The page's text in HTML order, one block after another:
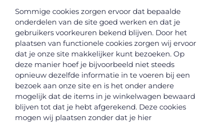
Sommige cookies zorgen ervoor dat bepaalde
onderdelen van de site goed werken en dat je
gebruikers voorkeuren bekend blijven. Door het
plaatsen van functionele cookies zorgen wij ervoor
dat je onze site makkelijker kunt bezoeken. Op
deze manier hoef je bijvoorbeeld niet steeds
opnieuw dezelfde informatie in te voeren bij een
bezoek aan onze site en is het onder andere
mogelijk dat de items in je winkelwagen bewaard
blijven tot dat je hebt afgerekend. Deze cookies
mogen wij plaatsen zonder dat je hier